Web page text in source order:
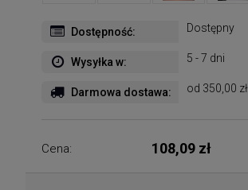
Dostępność: Dostępny
Wysyłka w: 5 - 7 dni
Darmowa dostawa: od 350,00 zł
Cena: 108,09 zł